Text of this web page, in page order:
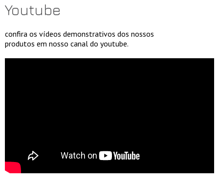
Youtube
confira os vídeos demonstrativos dos nossos
produtos em nosso canal do youtube.